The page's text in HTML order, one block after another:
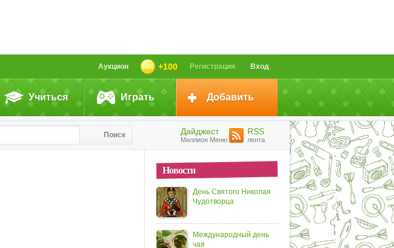
Вход
Регистрация
+100
Аукцион
Учиться Играть Добавить
Поиск Дайджест
Миллион Меню
RSS
лента
Новости
День Святого Николая
Чудотворца
Международный день
чая